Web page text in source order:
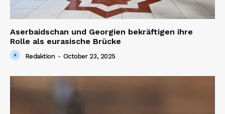
Aserbaidschan und Georgien bekräftigen ihre
Rolle als eurasische Brücke
Redaktion - October 23, 2025